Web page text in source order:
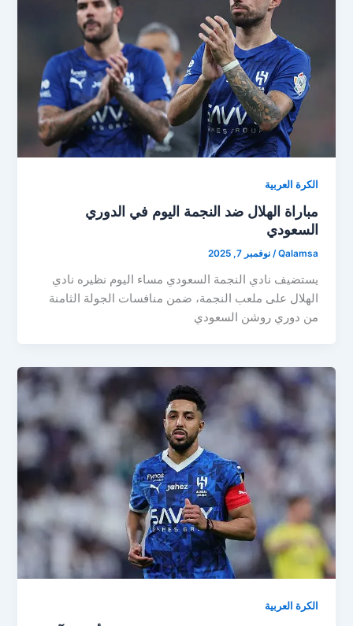
الكرة العربية
مباراة الهلال ضد النجمة اليوم في الدوري
السعودي
Qalamsa
/نوفمبر 7, 2025
يستضيف نادي النجمة السعودي مساء اليوم نظيره نادي
الهلال على ملعب النجمة، ضمن منافسات الجولة الثامنة
من دوري روشن السعودي
الكرة العربية